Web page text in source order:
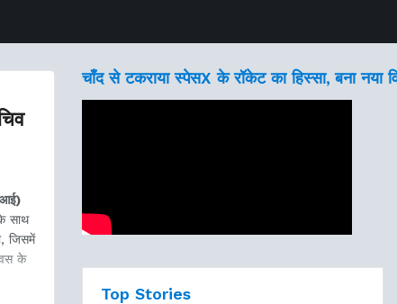
साथ
जिसमें
के
चाँद से टकराया स्पेसX के रॉकेट का हिस्सा, बना नया
Top Stories